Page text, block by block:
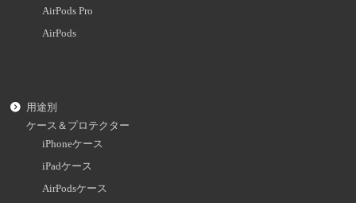
AirPods Pro
AirPods
用途別
ケース＆プロテクター
iPhoneケース
iPadケース
AirPodsケース